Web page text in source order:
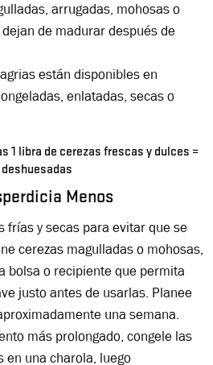
arrugadas, mohosas o
de madurar después de
están disponibles en
enlatadas, secas o
1 libra de cerezas frescas y dulces =
Menos
frías y secas para evitar que se
cerezas magulladas o mohosas,
bolsa o recipiente que permita
justo antes de usarlas. Planee
una semana.
más prolongado, congele las
en una charola, luego